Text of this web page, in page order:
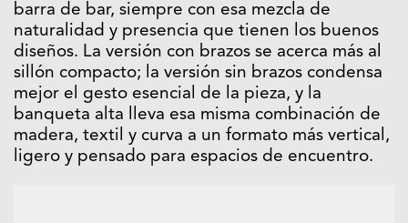
barra de bar, siempre con esa mezcla de
naturalidad y presencia que tienen los buenos
diseños. La versión con brazos se acerca más al
sillón compacto; la versión sin brazos condensa
mejor el gesto esencial de la pieza, y la
banqueta alta lleva esa misma combinación de
madera, textil y curva a un formato más vertical,
ligero y pensado para espacios de encuentro.